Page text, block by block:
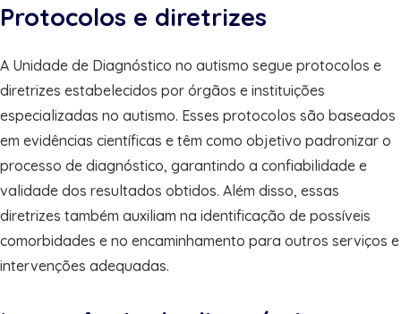
Protocolos e diretrizes
A Unidade de Diagnóstico no autismo segue protocolos e
diretrizes estabelecidos por órgãos e instituições
especializadas no autismo. Esses protocolos são baseados
em evidências científicas e têm como objetivo padronizar o
processo de diagnóstico, garantindo a confiabilidade e
validade dos resultados obtidos. Além disso, essas
diretrizes também auxiliam na identificação de possíveis
comorbidades e no encaminhamento para outros serviços e
intervenções adequadas.